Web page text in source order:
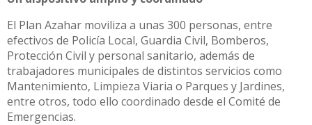
El Plan Azahar moviliza a unas 300 personas, entre
efectivos de Policía Local, Guardia Civil, Bomberos,
Protección Civil y personal sanitario, además de
trabajadores municipales de distintos servicios como
Mantenimiento, Limpieza Viaria o Parques y Jardines,
entre otros, todo ello coordinado desde el Comité de
Emergencias.